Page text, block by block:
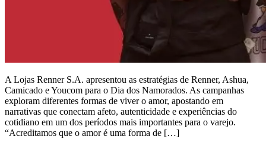
A Lojas Renner S.A. apresentou as estratégias de Renner, Ashua,
Camicado e Youcom para o Dia dos Namorados. As campanhas
exploram diferentes formas de viver o amor, apostando em
narrativas que conectam afeto, autenticidade e experiências do
cotidiano em um dos períodos mais importantes para o varejo.
“Acreditamos que o amor é uma forma de […]